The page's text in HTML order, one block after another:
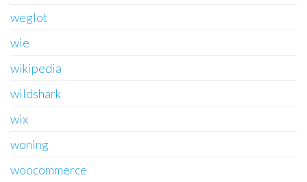
weglot
wie
wikipedia
wildshark
wix
woning
woocommerce